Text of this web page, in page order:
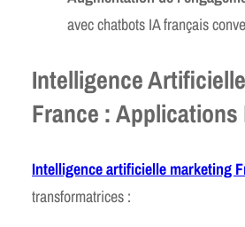
avec chatbots IA français
Intelligence
France :
Intelligence artificielle marketing
transformatrices :